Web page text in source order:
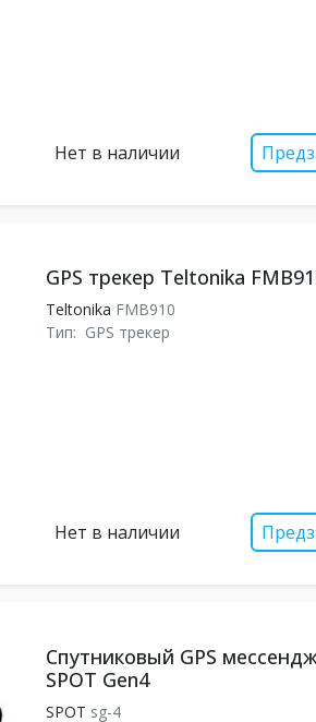
Нет в наличии
GPS трекер Teltonika
Teltonika FMB910
Тип: GPS трекер
Нет в наличии
Спутниковый GPS
SPOT Gen4
SPOT sg-4